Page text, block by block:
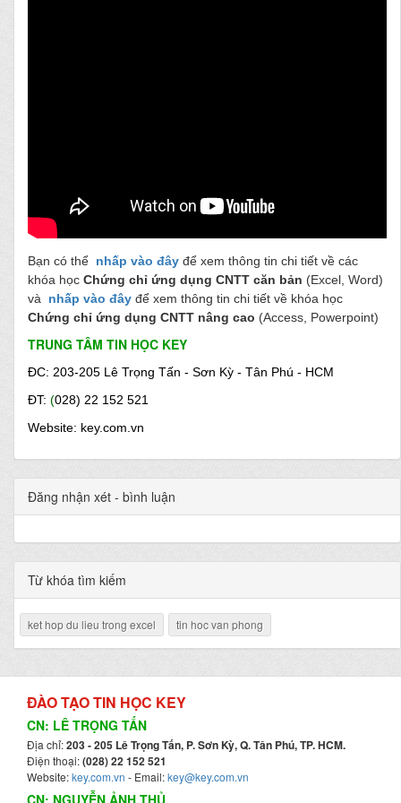
Bạn có thể nhấp vào đây để xem thông tin chi tiết về các
khóa học Chứng chỉ ứng dụng CNTT căn bản (Excel, Word)
và
nhấp vào đây để xem thông tin chi tiết về khóa học
Chứng chỉ ứng dụng CNTT nâng cao (Access, Powerpoint)
TRUNG TÂM TIN HỌC KEY
ĐC: 203-205 Lê Trọng Tấn - Sơn Kỳ - Tân Phú - HCM
ĐT: (028) 22 152 521
Website: key.com.vn
Đăng nhận xét - bình luận
Từ khóa tìm kiếm
ket hop du lieu trong excel tin hoc van phong
ĐÀO TẠO TIN HỌC KEY
CN: LÊ TRỌNG TẤN
Địa chỉ:203 - 205 Lê Trọng Tấn, P. Sơn Kỳ, Q. Tân Phú, TP. HCM.
Điện thoại:(028) 22 152 521
Website:key.com.vn - Email:key@key.com.vn
CN: NGUYỄN ẢNH THỦ